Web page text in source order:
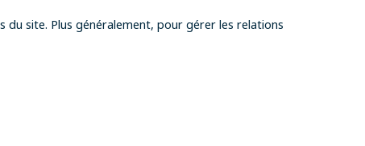
du site. Plus généralement, pour gérer les relations